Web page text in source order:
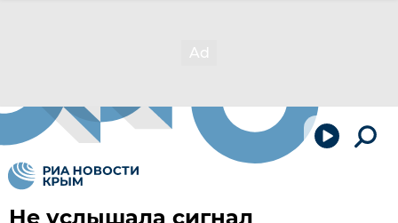
Не услышала сигнал